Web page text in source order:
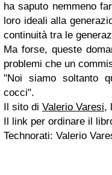
ha saputo nemmeno
loro ideali alla
continuità tra le
Ma forse, queste
problemi che un
"Noi siamo soltanto
cocci".
Il sito di Valerio Varesi,
Il link per ordinare il
Technorati: Valerio